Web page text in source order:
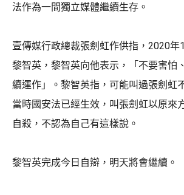
法作為一間獨立媒體繼續生存。
壹傳媒行政總裁張劍虹作供指，2020年
黎智英，黎智英向他表示，「不要害怕
續運作」。黎智英指，可能叫過張劍虹
當時國安法已經生效，叫張劍虹以原來
自殺，不認為自己有這樣說。
黎智英完成今日自辯，明天將會繼續。